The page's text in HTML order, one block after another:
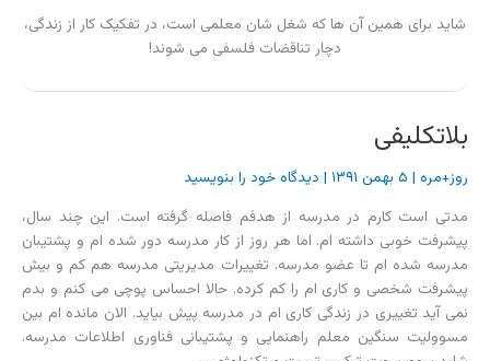
شاید برای همین آن ها که شغل شان معلمی است، در تفکیک کار از زندگی،
دچار تناقضات فلسفی می شوند!
بلاتکلیفی
روز+مره | ۵ بهمن ۱۳۹۱ | دیدگاه‌ خود را بنویسید
مدتی است کارم در مدرسه از هدفم فاصله گرفته است. این چند سال،
پیشرفت خوبی داشته ام. اما هر روز از کار مدرسه دور شده ام و پشتیبان
مدرسه شده ام تا عضو مدرسه. تغییرات مدیریتی مدرسه هم کم و بیش
پیشرفت شخصی و کاری ام را کم کرده. حالا احساس پوچی می کنم و بدم
نمی آید تغییری در زندگی کاری ام در مدرسه پیش بیاید. الان مانده ام بین
مسوولیت سنگین معلم راهنمایی و پشتیبانی فناوری اطلاعات مدرسه.